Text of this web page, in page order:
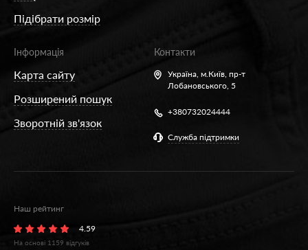
Підібрати розмір
Інформація
Карта сайту
Розширений пошук
Зворотній зв'язок
Контакти
Україна, м.Київ, пр-т
Лобановського, 5
+380732024444
Служба підтримки
Наш рейтинг
4.59
На основі 1159 відгуків